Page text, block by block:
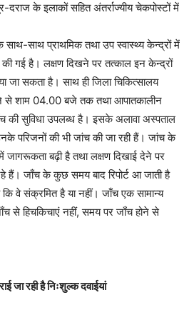
के इलाकों सहित अंतर्राज्यीय चेकपोस्टों में
साथ-साथ प्राथमिक तथा उप स्वास्थ्य केन्द्रों में
की गई है। लक्षण दिखने पर तत्काल इन केन्द्रों
जा सकता है। साथ ही जिला चिकित्सालय
से शाम 04.00 बजे तक तथा आपातकालीन
की सुविधा उपलब्ध है। इसके अलावा अस्पताल
परिजनों की भी जांच की जा रही हैं। जांच के
जागरूकता बढ़ी है तथा लक्षण दिखाई देने पर
हैं। जाँच के कुछ समय बाद रिपोर्ट आ जाती है
वे संक्रमित है या नहीं। जाँच एक सामान्य
से हिचकिचाएं नहीं, समय पर जाँच होने से
जा रही है निःशुल्क दवाईयां